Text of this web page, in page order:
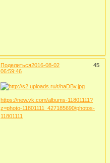
Поделиться 45
2016-08-02
06:59:46
https://new.vk.com/albums-11801111?
z=photo-11801111_427185690/photos-
11801111